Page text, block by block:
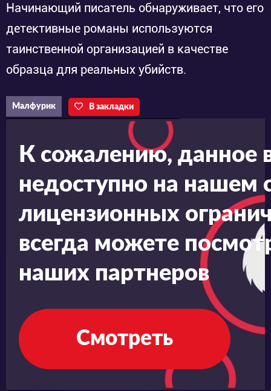
Начинающий писатель обнаруживает, что его
детективные романы используются
таинственной организацией в качестве
образца для реальных убийств.
Малфурик В закладки
К сожалению, данное
недоступно на нашем
лицензионных
всегда можете
наших партнеров
Смотреть